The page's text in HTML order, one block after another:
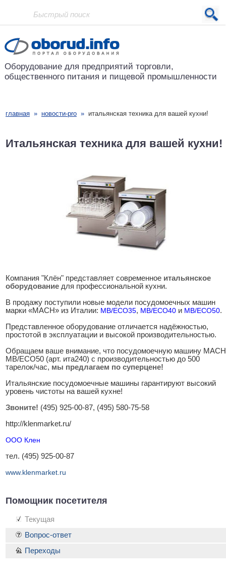
Проект основан в 2001 году
Оборудование для предприятий торговли,
общественного питания и пищевой промышленности
главная » новости-pro » итальянская техника для вашей кухни!
Итальянская техника для вашей кухни!
Компания "Клён" представляет современное итальянское
оборудование для профессиональной кухни.
В продажу поступили новые модели посудомоечных машин
марки «MACH» из Италии: MB/ECO35, MB/ECO40 и MB/ECO50.
Представленное оборудование отличается надёжностью,
простотой в эксплуатации и высокой производительностью.
Обращаем ваше внимание, что посудомоечную машину MACH
MB/ECO50 (арт. ита240) с производительностью до 500
тарелок/час, мы предлагаем по суперцене!
Итальянские посудомоечные машины гарантируют высокий
уровень чистоты на вашей кухне!
Звоните! (495) 925-00-87, (495) 580-75-58
http://klenmarket.ru/
ООО Клен
тел. (495) 925-00-87
www.klenmarket.ru
Помощник посетителя
Текущая
Вопрос-ответ
Переходы